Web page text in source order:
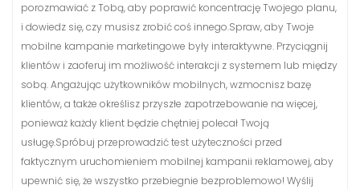
porozmawiać z Tobą, aby poprawić koncentrację Twojego planu,
i dowiedz się, czy musisz zrobić coś innego.Spraw, aby Twoje
mobilne kampanie marketingowe były interaktywne. Przyciągnij
klientów i zaoferuj im możliwość interakcji z systemem lub między
sobą. Angażując użytkowników mobilnych, wzmocnisz bazę
klientów, a także określisz przyszłe zapotrzebowanie na więcej,
ponieważ każdy klient będzie chętniej polecał Twoją
usługę.Spróbuj przeprowadzić test użyteczności przed
faktycznym uruchomieniem mobilnej kampanii reklamowej, aby
upewnić się, że wszystko przebiegnie bezproblemowo! Wyślij